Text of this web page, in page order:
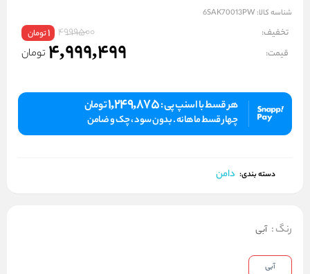
شناسه کالا: 6SAK70013PW
تخفیف: 4999500
1تومان
قیمت: 4,999,499 تومان
هر قسط با اسنپ پی :1,249,875تومان
چهار قسط ماهانه . بدون سود ، چک و ضامن
دسته بندی: دامن
رنگ: آبی
آبی